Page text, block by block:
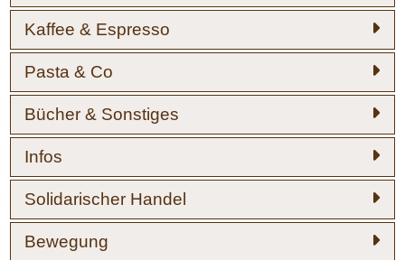
Kaffee & Espresso
Pasta & Co
Bücher & Sonstiges
Infos
Solidarischer Handel
Bewegung